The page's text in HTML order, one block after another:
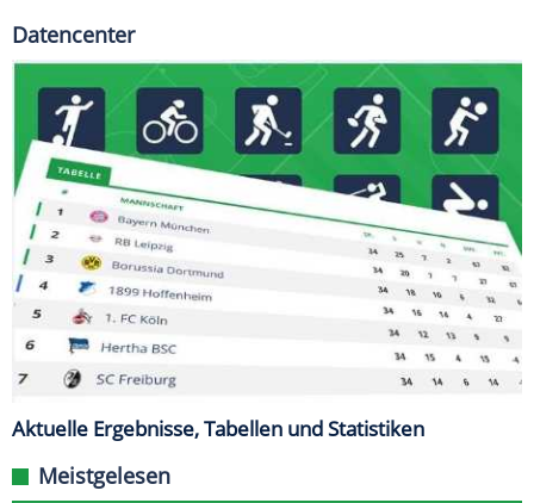
Datencenter
Aktuelle Ergebnisse, Tabellen und Statistiken
Meistgelesen